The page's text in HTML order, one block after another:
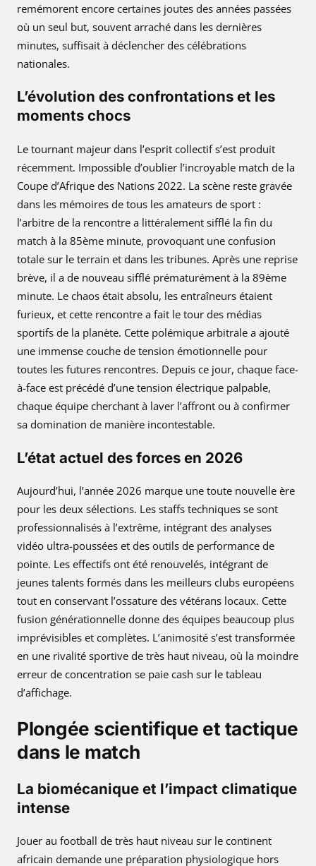
remémorent encore certaines joutes des années passées
où un seul but, souvent arraché dans les dernières
minutes, suffisait à déclencher des célébrations
nationales.
L’évolution des confrontations et les
moments chocs
Le tournant majeur dans l’esprit collectif s’est produit
récemment. Impossible d’oublier l’incroyable match de la
Coupe d’Afrique des Nations 2022. La scène reste gravée
dans les mémoires de tous les amateurs de sport :
l’arbitre de la rencontre a littéralement sifflé la fin du
match à la 85ème minute, provoquant une confusion
totale sur le terrain et dans les tribunes. Après une reprise
brève, il a de nouveau sifflé prématurément à la 89ème
minute. Le chaos était absolu, les entraîneurs étaient
furieux, et cette rencontre a fait le tour des médias
sportifs de la planète. Cette polémique arbitrale a ajouté
une immense couche de tension émotionnelle pour
toutes les futures rencontres. Depuis ce jour, chaque face-
à-face est précédé d’une tension électrique palpable,
chaque équipe cherchant à laver l’affront ou à confirmer
sa domination de manière incontestable.
L’état actuel des forces en 2026
Aujourd’hui, l’année 2026 marque une toute nouvelle ère
pour les deux sélections. Les staffs techniques se sont
professionnalisés à l’extrême, intégrant des analyses
vidéo ultra-poussées et des outils de performance de
pointe. Les effectifs ont été renouvelés, intégrant de
jeunes talents formés dans les meilleurs clubs européens
tout en conservant l’ossature des vétérans locaux. Cette
fusion générationnelle donne des équipes beaucoup plus
imprévisibles et complètes. L’animosité s’est transformée
en une rivalité sportive de très haut niveau, où la moindre
erreur de concentration se paie cash sur le tableau
d’affichage.
Plongée scientifique et tactique
dans le match
La biomécanique et l’impact climatique
intense
Jouer au football de très haut niveau sur le continent
africain demande une préparation physiologique hors